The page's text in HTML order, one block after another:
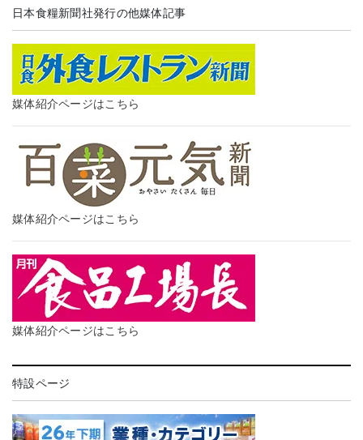
日本食糧新聞社発行の他媒体記事
媒体紹介ページはこちら
媒体紹介ページはこちら
媒体紹介ページはこちら
特設ページ